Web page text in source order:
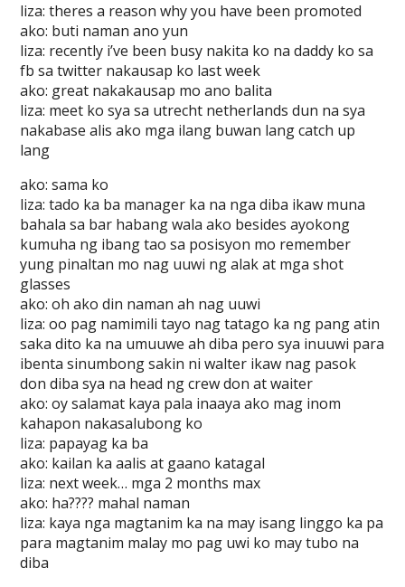
liza: theres a reason why you have been promoted
ako: buti naman ano yun
liza: recently i’ve been busy nakita ko na daddy ko sa
fb sa twitter nakausap ko last week
ako: great nakakausap mo ano balita
liza: meet ko sya sa utrecht netherlands dun na sya
nakabase alis ako mga ilang buwan lang catch up
lang
ako: sama ko
liza: tado ka ba manager ka na nga diba ikaw muna
bahala sa bar habang wala ako besides ayokong
kumuha ng ibang tao sa posisyon mo remember
yung pinaltan mo nag uuwi ng alak at mga shot
glasses
ako: oh ako din naman ah nag uuwi
liza: oo pag namimili tayo nag tatago ka ng pang atin
saka dito ka na umuuwe ah diba pero sya inuuwi para
ibenta sinumbong sakin ni walter ikaw nag pasok
don diba sya na head ng crew don at waiter
ako: oy salamat kaya pala inaaya ako mag inom
kahapon nakasalubong ko
liza: papayag ka ba
ako: kailan ka aalis at gaano katagal
liza: next week… mga 2 months max
ako: ha???? mahal naman
liza: kaya nga magtanim ka na may isang linggo ka pa
para magtanim malay mo pag uwi ko may tubo na
diba